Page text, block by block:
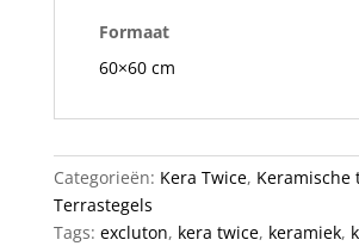
Formaat
60×60 cm
Categorieën: Kera Twice, Keramische
Terrastegels
Tags: excluton, kera twice, keramiek,